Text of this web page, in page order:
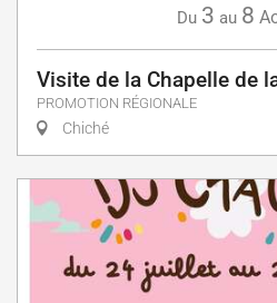
Du 3 au 8
Visite de la Chapelle de
PROMOTION RÉGIONALE
Chiché